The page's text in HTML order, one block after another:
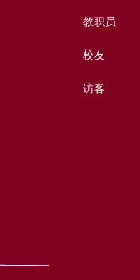
教职员
校友
访客